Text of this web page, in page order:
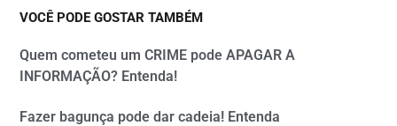
VOCÊ PODE GOSTAR TAMBÉM
Quem cometeu um CRIME pode APAGAR A
INFORMAÇÃO? Entenda!
Fazer bagunça pode dar cadeia! Entenda